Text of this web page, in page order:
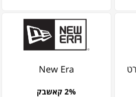
New Era
2% קאשבק